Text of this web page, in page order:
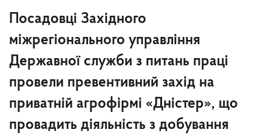
Посадовці Західного
міжрегіонального управління
Державної служби з питань праці
провели превентивний захід на
приватній агрофірмі «Дністер», що
провадить діяльність з добування